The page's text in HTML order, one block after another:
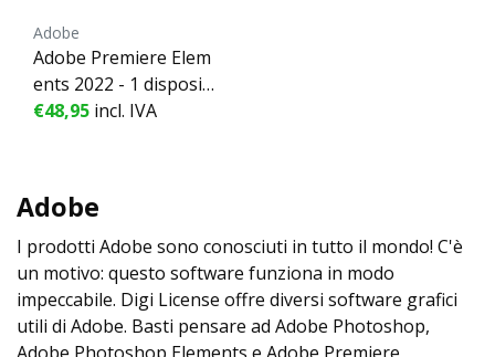
Adobe
Adobe Premiere Elem
ents 2022 - 1 dispositi
vo - Licenza perpetua
€48,95 incl. IVA
Adobe
I prodotti Adobe sono conosciuti in tutto il mondo! C'è
un motivo: questo software funziona in modo
impeccabile. Digi License offre diversi software grafici
utili di Adobe. Basti pensare ad Adobe Photoshop,